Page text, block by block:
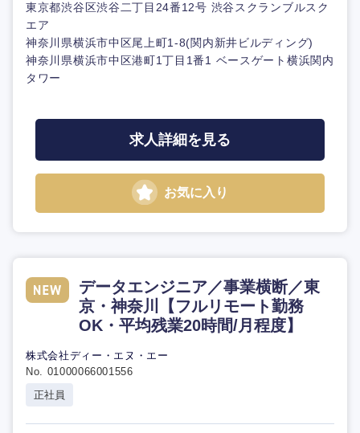
東京都渋谷区渋谷二丁目24番12号 渋谷スクランブルスク
エア
神奈川県横浜市中区尾上町1-8(関内新井ビルディング)
神奈川県横浜市中区港町1丁目1番1 ベースゲート横浜関内
タワー
求人詳細を見る
お気に入り
データエンジニア／事業横断／東
京・神奈川【フルリモート勤務
OK・平均残業20時間/月程度】
株式会社ディー・エヌ・エー
No. 01000066001556
正社員